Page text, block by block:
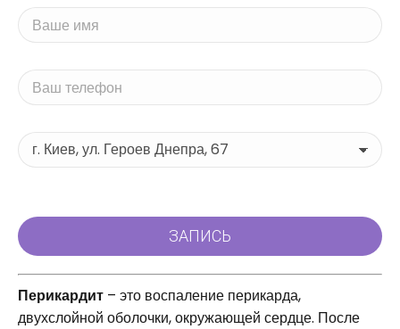
Перикардит – это воспаление перикарда,
двухслойной оболочки, окружающей сердце. После